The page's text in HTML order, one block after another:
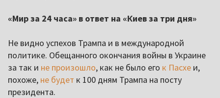
«Мир за 24 часа» в ответ на «Киев за три дня»
Не видно успехов Трампа и в международной
политике. Обещанного окончания войны в Украине
за так и не произошло, как не было его к Пасхе и,
похоже, не будет к 100 дням Трампа на посту
президента.